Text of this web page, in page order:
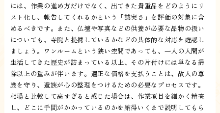
には、作業の進め方だけでなく、出てきた貴重品をどのようにリ
スト化し、報告してくれるかという「誠実さ」を評価の対象に含
めるべきです。また、仏壇や写真などの供養が必要な品物の扱い
についても、寺院と提携しているかなどの具体的な対応を確認し
ましょう。ワンルームという狭い空間であっても、一人の人間が
生活してきた歴史が詰まっている以上、その片付けには単なる掃
除以上の重みが伴います。適正な価格を支払うことは、故人の尊
厳を守り、遺族が心の整理をつけるための必要なプロセスです。
相場と比較して高すぎると感じた場合は、作業項目を細かく精査
し、どこに手間がかかっているのかを納得いくまで説明してもら